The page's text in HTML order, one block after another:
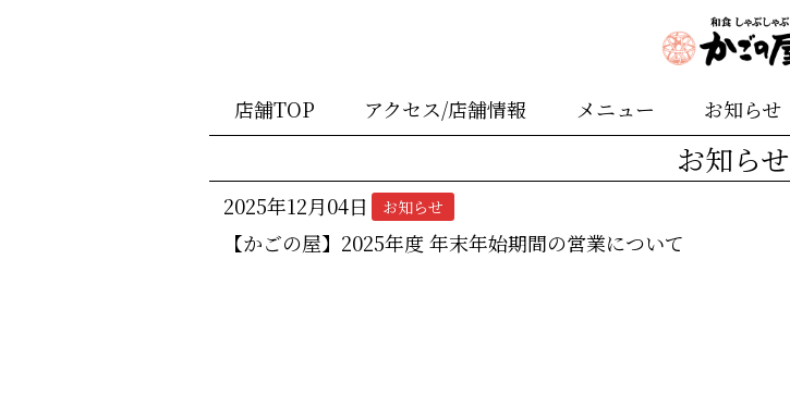
店舗TOP アクセス/店舗情報 メニュー お知らせ
お知らせ
2025年12月04日 お知らせ
【かごの屋】2025年度 年末年始期間の営業について